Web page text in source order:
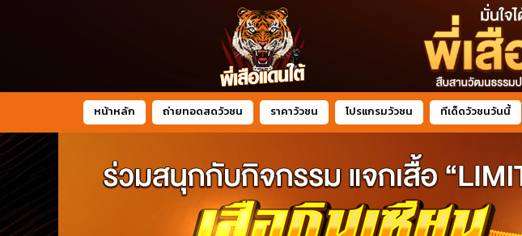
หน้าหลัก ถ่ายทอดสดวัวชน ราคาวัวชน โปรแกรมวัวชน ทีเด็ดวัวชนวันนี้